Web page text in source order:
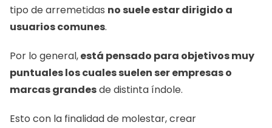
tipo de arremetidas no suele estar dirigido a
usuarios comunes.
Por lo general, está pensado para objetivos muy
puntuales los cuales suelen ser empresas o
marcas grandes de distinta índole.
Esto con la finalidad de molestar, crear